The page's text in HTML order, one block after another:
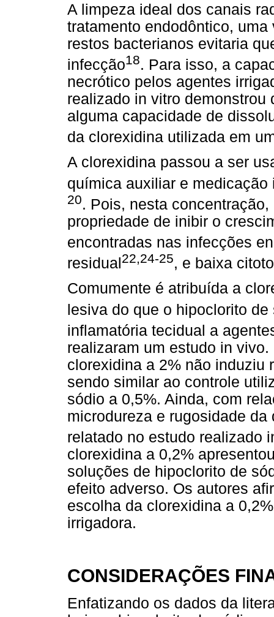
A limpeza ideal dos canais
tratamento endodôntico,
restos bacterianos evitaria
infecção18. Para isso, a
necrótico pelos agentes
realizado in vitro
alguma capacidade de
da clorexidina utilizada em
A clorexidina passou a ser
química auxiliar e
20. Pois, nesta
propriedade de inibir o
encontradas nas infecções
residual 22,24-25, e baixa
Comumente é atribuída a
lesiva do que o hipoclorito de
inflamatória tecidual a
realizaram um estudo in
clorexidina a 2% não induziu
sendo similar ao controle
sódio a 0,5%. Ainda, com
microdureza e rugosidade
relatado no estudo realizado
clorexidina a 0,2%
soluções de hipoclorito de
efeito adverso. Os autores
escolha da clorexidina a
irrigadora.
CONSIDERAÇÕES
Enfatizando os dados da